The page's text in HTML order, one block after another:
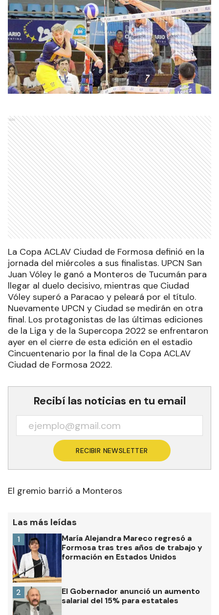
Ads
La Copa ACLAV Ciudad de Formosa definió en la
jornada del miércoles a sus finalistas. UPCN San
Juan Vóley le ganó a Monteros de Tucumán para
llegar al duelo decisivo, mientras que Ciudad
Vóley superó a Paracao y peleará por el título.
Nuevamente UPCN y Ciudad se medirán en otra
final. Los protagonistas de las últimas ediciones
de la Liga y de la Supercopa 2022 se enfrentaron
ayer en el cierre de esta edición en el estadio
Cincuentenario por la final de la Copa ACLAV
Ciudad de Formosa 2022.
Recibí las noticias en tu email
RECIBIR NEWSLETTER
El gremio barrió a Monteros
Las más leídas
María Alejandra Mareco regresó a
Formosa tras tres años de trabajo y
formación en Estados Unidos
1
El Gobernador anunció un aumento
salarial del 15% para estatales
2